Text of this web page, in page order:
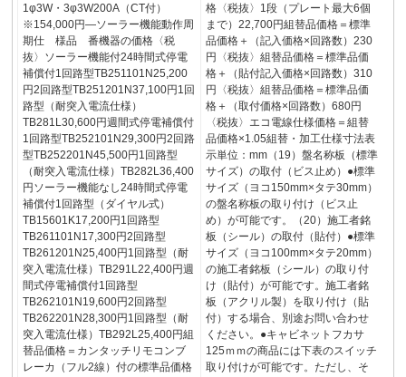
1φ3W・3φ3W200A（CT付）
※154,000円―ソーラー機能動作周
期仕 様品 番機器の価格〈税
抜〉ソーラー機能付24時間式停電
補償付1回路型TB251101N25,200
円2回路型TB251201N37,100円1回
路型（耐突入電流仕様）
TB281L30,600円週間式停電補償付
1回路型TB252101N29,300円2回路
型TB252201N45,500円1回路型
（耐突入電流仕様）TB282L36,400
円ソーラー機能なし24時間式停電
補償付1回路型（ダイヤル式）
TB15601K17,200円1回路型
TB261101N17,300円2回路型
TB261201N25,400円1回路型（耐
突入電流仕様）TB291L22,400円週
間式停電補償付1回路型
TB262101N19,600円2回路型
TB262201N28,300円1回路型（耐
突入電流仕様）TB292L25,400円組
替品価格＝カンタッチリモコンブ
レーカ（フル2線）付の標準品価格
格〈税抜〉1段（プレート最大6個
まで）22,700円組替品価格＝標準
品価格＋（記入価格×回路数）230
円〈税抜〉組替品価格＝標準品価
格＋（貼付記入価格×回路数）310
円〈税抜〉組替品価格＝標準品価
格＋（取付価格×回路数）680円
〈税抜〉エコ電線仕様価格＝組替
品価格×1.05組替・加工仕様寸法表
示単位：mm（19）盤名称板（標準
サイズ）の取付（ビス止め）●標準
サイズ（ヨコ150mm×タテ30mm）
の盤名称板の取り付け（ビス止
め）が可能です。（20）施工者銘
板（シール）の取付（貼付）●標準
サイズ（ヨコ100mm×タテ20mm）
の施工者銘板（シール）の取り付
け（貼付）が可能です。施工者銘
板（アクリル製）を取り付け（貼
付）する場合、別途お問い合わせ
ください。●キャビネットフカサ
125ｍｍの商品には下表のスイッチ
取り付けが可能です。ただし、そ